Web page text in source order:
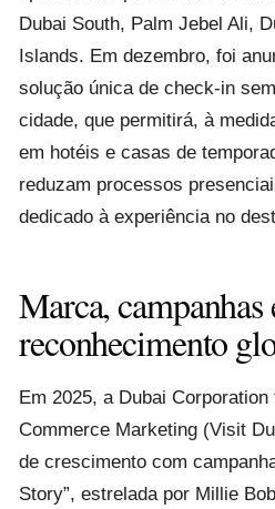
Dubai South, Palm Jebel Ali,
Islands. Em dezembro, foi
solução única de check‑in
cidade, que permitirá, à
em hotéis e casas de
reduzam processos
dedicado à experiência no
Marca, campanhas
reconhecimento
Em 2025, a Dubai Corporation
Commerce Marketing (Visit
de crescimento com
Story”, estrelada por Millie